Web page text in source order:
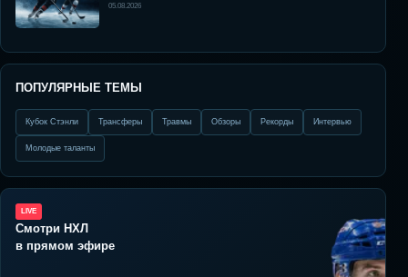
05.08.2026
ПОПУЛЯРНЫЕ ТЕМЫ
Кубок Стэнли Трансферы Травмы Обзоры Рекорды Интервью
Молодые таланты
LIVE
Смотри НХЛ
в прямом эфире